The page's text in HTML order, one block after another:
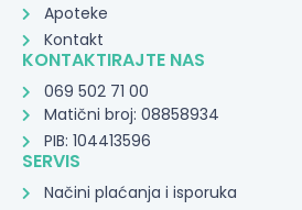
Apoteke
Kontakt
KONTAKTIRAJTE NAS
069 502 71 00
Matični broj: 08858934
PIB: 104413596
SERVIS
Načini plaćanja i isporuka